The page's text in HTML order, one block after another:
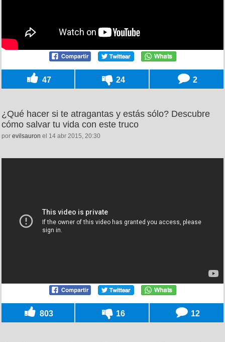
47 24 2
¿Qué hacer si te atragantas y estás sólo? Descubre
cómo salvar tu vida con este truco
por evilsauron el 14 abr 2015, 20:30
803 16 12